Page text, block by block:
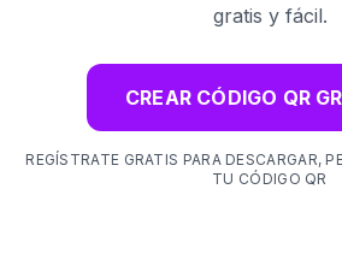
gratis y fácil.
CREAR CÓDIGO QR
REGÍSTRATE GRATIS PARA DESCARGAR,
TU CÓDIGO QR